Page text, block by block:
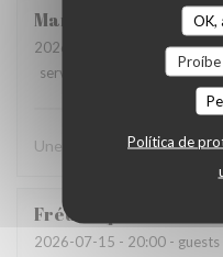
OK,
Política de
Martine
2026-07-14
- 20:00 - guests
service
ambience:4/5
Une chouette découverte!
Frédérique
2026-07-15 - 20:00 - guests